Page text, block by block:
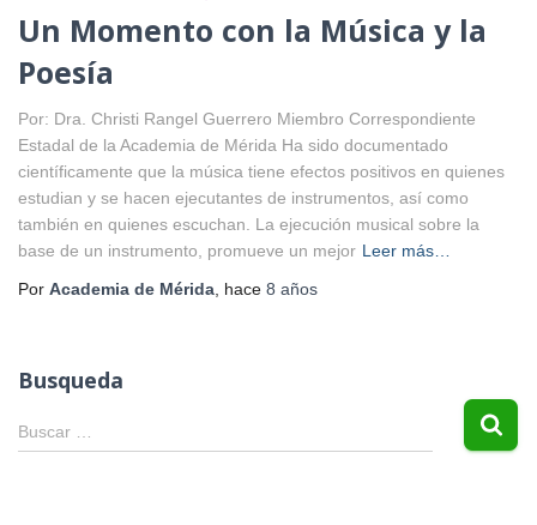
Un Momento con la Música y la
Poesía
Por: Dra. Christi Rangel Guerrero Miembro Correspondiente
Estadal de la Academia de Mérida Ha sido documentado
científicamente que la música tiene efectos positivos en quienes
estudian y se hacen ejecutantes de instrumentos, así como
también en quienes escuchan. La ejecución musical sobre la
base de un instrumento, promueve un mejor Leer más…
Por Academia de Mérida , hace 8 años
Busqueda
B
u
Buscar …